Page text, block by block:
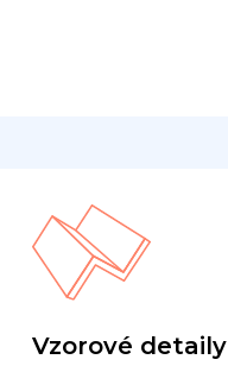
Vzorové detaily